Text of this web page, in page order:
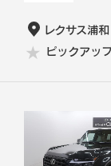
レクサス浦和
ピックアッ